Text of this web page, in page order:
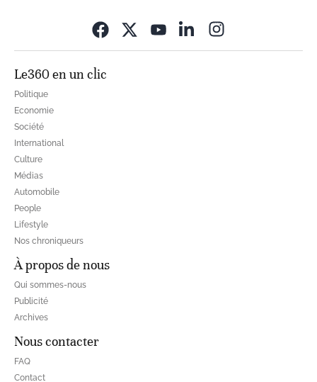
Le360 en un clic
Politique
Economie
Société
International
Culture
Médias
Automobile
People
Lifestyle
Nos chroniqueurs
À propos de nous
Qui sommes-nous
Publicité
Archives
Nous contacter
FAQ
Contact